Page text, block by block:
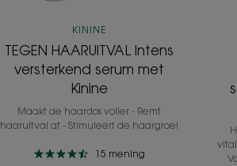
KININE
TEGEN HAARUITVAL Intens
versterkend serum met
Kinine
Maakt de haardos voller - Remt
haaruitval af - Stimuleert de haargroei
15 mening